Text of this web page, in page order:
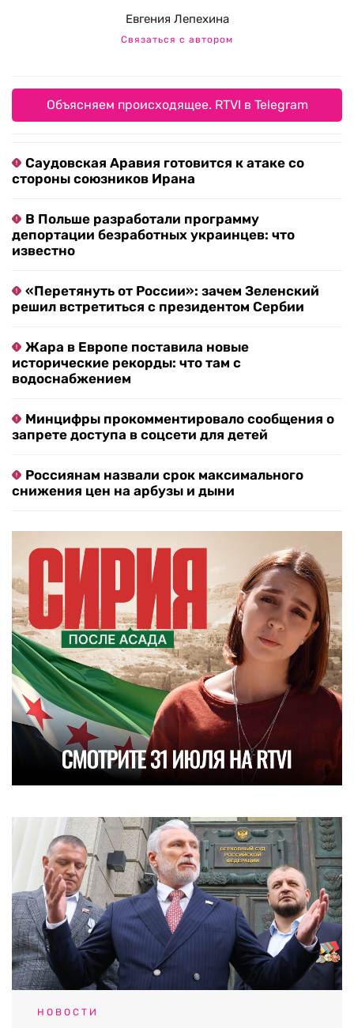
Евгения Лепехина
Связаться с автором
Объясняем происходящее. RTVI в Telegram
Саудовская Аравия готовится к атаке со
стороны союзников Ирана
В Польше разработали программу
депортации безработных украинцев: что
известно
«Перетянуть от России»: зачем Зеленский
решил встретиться с президентом Сербии
Жара в Европе поставила новые
исторические рекорды: что там с
водоснабжением
Минцифры прокомментировало сообщения о
запрете доступа в соцсети для детей
Россиянам назвали срок максимального
снижения цен на арбузы и дыни
НОВОСТИ